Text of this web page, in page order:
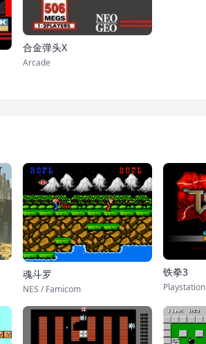
合金弹头X
Arcade
魂斗罗
NES / Famicom
铁拳3
Playstation